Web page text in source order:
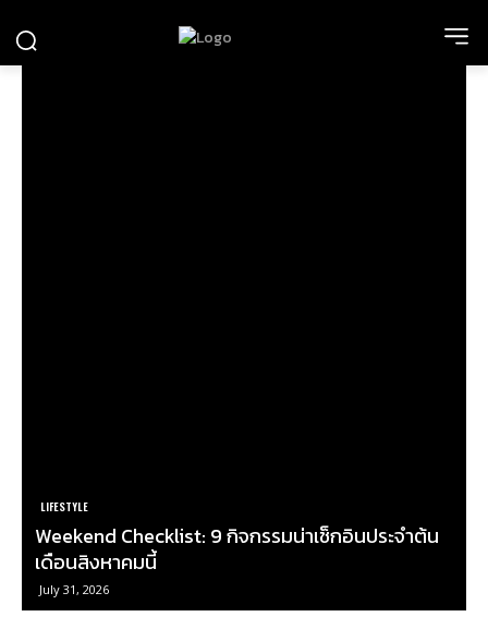
LIFESTYLE
Weekend Checklist: 9 กิจกรรมน่าเช็กอินประจำต้น
เดือนสิงหาคมนี้
July 31, 2026